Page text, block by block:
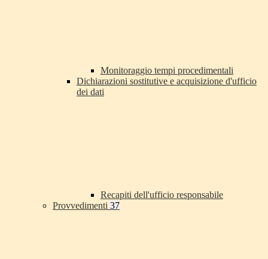
Monitoraggio tempi procedimentali
Dichiarazioni sostitutive e acquisizione d'ufficio
dei dati
Recapiti dell'ufficio responsabile
Provvedimenti 37